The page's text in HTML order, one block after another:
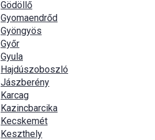
Gödöllő
Gyomaendrőd
Gyöngyös
Győr
Gyula
Hajdúszoboszló
Jászberény
Karcag
Kazincbarcika
Kecskemét
Keszthely